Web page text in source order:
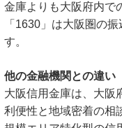
金庫よりも大阪府内で
「1630」は大阪圏の
す。
他の金融機関との違い
大阪信用金庫は、大阪
利便性と地域密着の相